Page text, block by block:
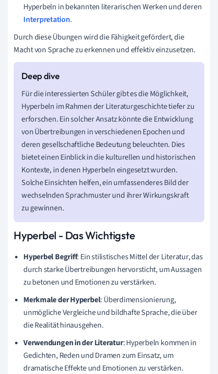
Hyperbeln in bekannten literarischen Werken und deren
Interpretation.
Durch diese Übungen wird die Fähigkeit gefördert, die
Macht von Sprache zu erkennen und effektiv einzusetzen.
Für die interessierten Schüler gibt es die Möglichkeit,
Hyperbeln im Rahmen der Literaturgeschichte tiefer zu
erforschen. Ein solcher Ansatz könnte die Entwicklung
von Übertreibungen in verschiedenen Epochen und
deren gesellschaftliche Bedeutung beleuchten. Dies
bietet einen Einblick in die kulturellen und historischen
Kontexte, in denen Hyperbeln eingesetzt wurden.
Solche Einsichten helfen, ein umfassenderes Bild der
wechselnden Sprachmuster und ihrer Wirkungskraft
zu gewinnen.
Hyperbel - Das Wichtigste
Hyperbel Begriff: Ein stilistisches Mittel der Literatur, das
durch starke Übertreibungen hervorsticht, um Aussagen
zu betonen und Emotionen zu verstärken.
Merkmale der Hyperbel: Überdimensionierung,
unmögliche Vergleiche und bildhafte Sprache, die über
die Realität hinausgehen.
Verwendungen in der Literatur: Hyperbeln kommen in
Gedichten, Reden und Dramen zum Einsatz, um
dramatische Effekte und Emotionen zu verstärken.